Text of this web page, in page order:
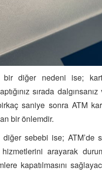
bir diğer nedeni ise;
sırada dalgınsanız
saniye sonra ATM
bir önlemdir.
diğer sebebi ise; ATM’de
arayarak
kapatılmasını